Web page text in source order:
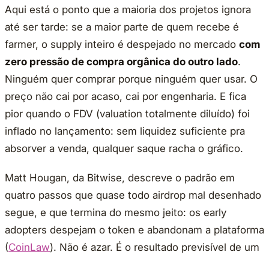
Aqui está o ponto que a maioria dos projetos ignora
até ser tarde: se a maior parte de quem recebe é
farmer, o supply inteiro é despejado no mercado com
zero pressão de compra orgânica do outro lado.
Ninguém quer comprar porque ninguém quer usar. O
preço não cai por acaso, cai por engenharia. E fica
pior quando o FDV (valuation totalmente diluído) foi
inflado no lançamento: sem liquidez suficiente pra
absorver a venda, qualquer saque racha o gráfico.
Matt Hougan, da Bitwise, descreve o padrão em
quatro passos que quase todo airdrop mal desenhado
segue, e que termina do mesmo jeito: os early
adopters despejam o token e abandonam a plataforma
(CoinLaw). Não é azar. É o resultado previsível de um